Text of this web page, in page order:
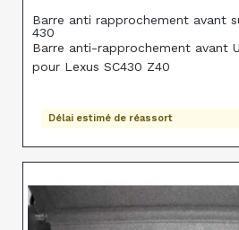
Barre anti rapprochement avant
430
Barre anti-rapprochement avant
pour Lexus SC430 Z40
Délai estimé de réassort